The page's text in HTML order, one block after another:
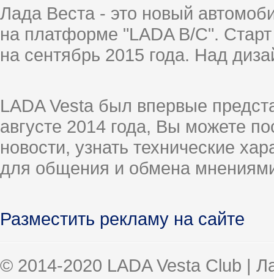
Лада Веста - это новый
на платформе "LADA B/C".
на сентябрь 2015 года. Над
LADA Vesta был впервые
августе 2014 года, Вы можете
новости, узнать технические
для общения и обмена
Разместить рекламу на сайте
© 2014-2020 LADA Vesta Club |